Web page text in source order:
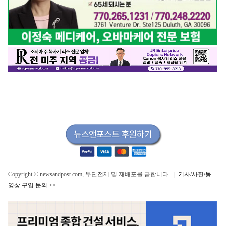
Copyright © newsandpost.com, 무단전제 및 재배포를 금합니다. | 기사/사진/동
영상 구입 문의 >>